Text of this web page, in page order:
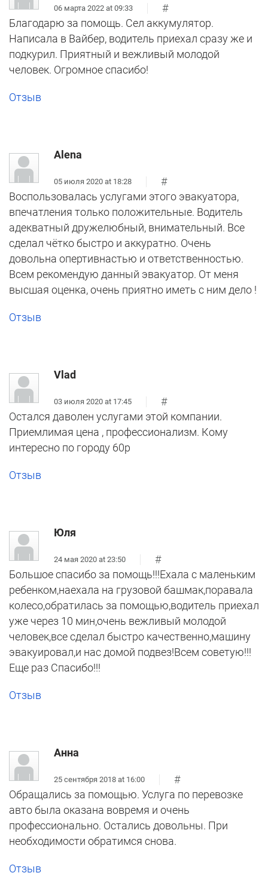
06 марта 2022 at 09:33
#
Благодарю за помощь. Сел аккумулятор.
Написала в Вайбер, водитель приехал сразу же и
подкурил. Приятный и вежливый молодой
человек. Огромное спасибо!
Отзыв
Alena
05 июля 2020 at 18:28
#
Воспользовалась услугами этого эвакуатора,
впечатления только положительные. Водитель
адекватный дружелюбный, внимательный. Все
сделал чётко быстро и аккуратно. Очень
довольна опертивнастью и ответственностью.
Всем рекомендую данный эвакуатор. От меня
высшая оценка, очень приятно иметь с ним дело !
Отзыв
Vlad
03 июля 2020 at 17:45
#
Остался даволен услугами этой компании.
Приемлимая цена , профессионализм. Кому
интересно по городу 60р
Отзыв
Юля
24 мая 2020 at 23:50
#
Большое спасибо за помощь!!!Ехала с маленьким
ребенком,наехала на грузовой башмак,поравала
колесо,обратилась за помощью,водитель приехал
уже через 10 мин,очень вежливый молодой
человек,все сделал быстро качественно,машину
эвакуировал,и нас домой подвез!Всем советую!!!
Еще раз Спасибо!!!
Отзыв
Анна
25 сентября 2018 at 16:00
#
Обращались за помощью. Услуга по перевозке
авто была оказана вовремя и очень
профессионально. Остались довольны. При
необходимости обратимся снова.
Отзыв